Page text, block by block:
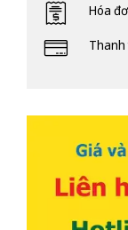
Hóa